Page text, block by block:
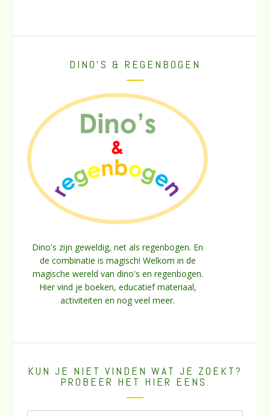
DINO’S & REGENBOGEN
Dino's zijn geweldig, net als regenbogen. En
de combinatie is magisch! Welkom in de
magische wereld van dino's en regenbogen.
Hier vind je boeken, educatief materiaal,
activiteiten en nog veel meer.
KUN JE NIET VINDEN WAT JE ZOEKT?
PROBEER HET HIER EENS.